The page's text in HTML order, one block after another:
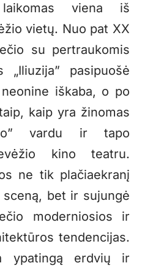
viena iš
vietų. Nuo pat XX
su pertraukomis
pasipuošė
iškaba, o po
kaip yra žinomas
vardu ir tapo
kino teatru.
ne tik plačiaekranį
bet ir sujungė
moderniosios ir
tendencijas.
ypatingą erdvių ir